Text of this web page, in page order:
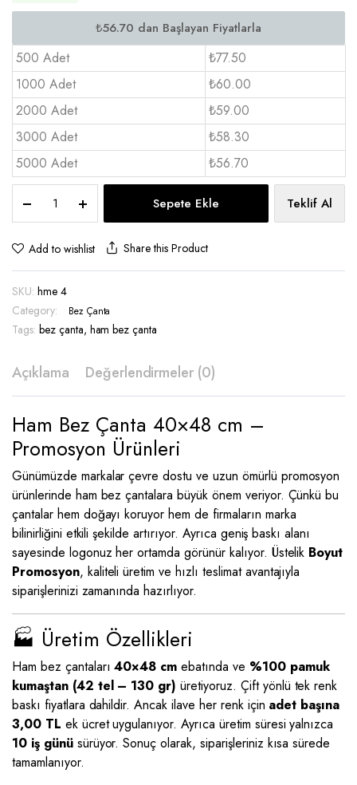
500 Adet
₺77.50
1000 Adet
₺60.00
2000 Adet
₺59.00
3000 Adet
₺58.30
5000 Adet
₺56.70
Çanta
40x48
renk
baskı
-
hme
Sepete Ekle Teklif Al
Add to wishlist Share this Product
SKU: hme 4
Category:
Bez Çanta
Tags: bez çanta, ham bez çanta
Açıklama Değerlendirmeler (0)
Ham Bez Çanta 40×48 cm –
Promosyon Ürünleri
Günümüzde markalar çevre dostu ve uzun ömürlü promosyon
ürünlerinde ham bez çantalara büyük önem veriyor. Çünkü bu
çantalar hem doğayı koruyor hem de firmaların marka
bilinirliğini etkili şekilde artırıyor. Ayrıca geniş baskı alanı
sayesinde logonuz her ortamda görünür kalıyor. Üstelik Boyut
Promosyon, kaliteli üretim ve hızlı teslimat avantajıyla
siparişlerinizi zamanında hazırlıyor.
🏭 Üretim Özellikleri
Ham bez çantaları40×48 cm ebatında ve %100 pamuk
kumaştan (42 tel – 130 gr) üretiyoruz. Çift yönlü tek renk
baskı fiyatlara dahildir. Ancak ilave her renk için adet başına
3,00 TL ek ücret uygulanıyor. Ayrıca üretim süresi yalnızca
10 iş günüsürüyor. Sonuç olarak, siparişleriniz kısa sürede
tamamlanıyor.